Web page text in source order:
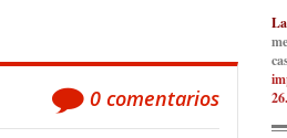
0 comentarios